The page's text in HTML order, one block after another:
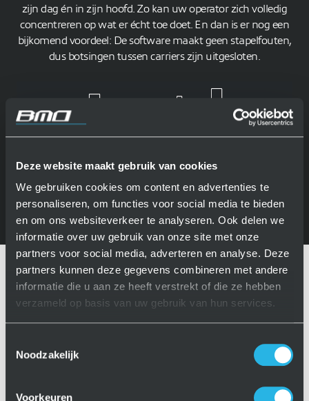
Deze website maakt gebruik van cookies
We gebruiken cookies om content en advertenties te
personaliseren, om functies voor social media te bieden
en om ons websiteverkeer te analyseren. Ook delen we
informatie over uw gebruik van onze site met onze
partners voor social media, adverteren en analyse. Deze
partners kunnen deze gegevens combineren met andere
informatie die u aan ze heeft verstrekt of die ze hebben
verzameld op basis van uw gebruik van hun services.
Noodzakelijk
Voorkeuren
zijn dag én in zijn hoofd. Zo kan uw operator zich volledig
concentreren op wat er écht toe doet. En dan is er nog een
bijkomend voordeel: De software maakt geen stapelfouten,
dus botsingen tussen carriers zijn uitgesloten.